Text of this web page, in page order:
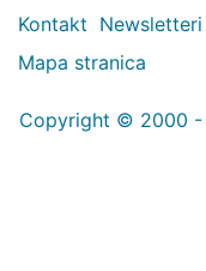
Kontakt Newsletteri
Mapa stranica
Copyright © 2000 -